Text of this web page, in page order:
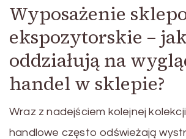
Wyposażenie
ekspozytorskie – jak
oddziałują na
handel w sklepie?
Wraz z nadejściem kolejnej
handlowe często odświeżają